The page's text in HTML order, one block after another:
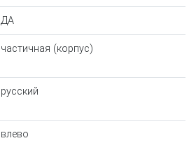
ДА
частичная (корпус)
русский
влево